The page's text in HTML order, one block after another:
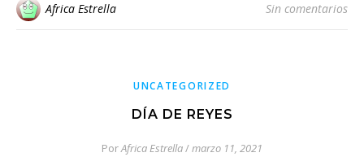
Africa Estrella Sin comentarios
UNCATEGORIZED
DÍA DE REYES
PorAfrica Estrella/marzo 11, 2021